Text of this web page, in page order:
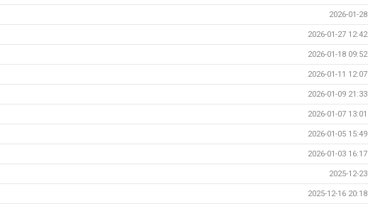
2026-01-28
2026-01-27 12:42
2026-01-18 09:52
2026-01-11 12:07
2026-01-09 21:33
2026-01-07 13:01
2026-01-05 15:49
2026-01-03 16:17
2025-12-23
2025-12-16 20:18